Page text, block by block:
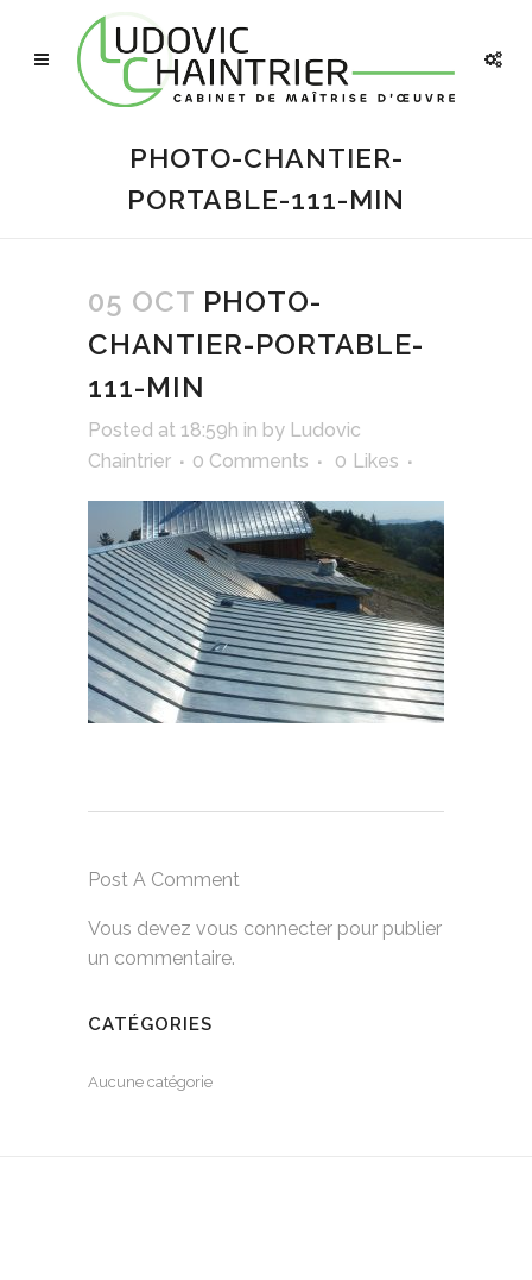
PHOTO-CHANTIER-
PORTABLE-111-MIN
05 OCT PHOTO-
CHANTIER-PORTABLE-
111-MIN
Posted at 18:59h in by Ludovic
Chaintrier
0 Comments 0 Likes
Post A Comment
Vous devez vous connecter pour publier
un commentaire.
CATÉGORIES
Aucune catégorie